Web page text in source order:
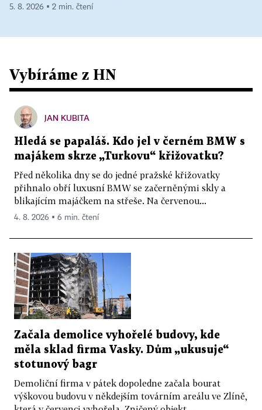
5. 8. 2026 ▪ 2 min. čtení
Vybíráme z HN
JAN KUBITA
Hledá se papaláš. Kdo jel v černém BMW s
majákem skrze „Turkovu“ křižovatku?
Před několika dny se do jedné pražské křižovatky
přihnalo obří luxusní BMW se začerněnými skly a
blikajícím majáčkem na střeše. Na červenou...
4. 8. 2026 ▪ 6 min. čtení
Začala demolice vyhořelé budovy, kde
měla sklad firma Vasky. Dům „ukusuje“
stotunový bagr
Demoliční firma v pátek dopoledne začala bourat
výškovou budovu v někdejším továrním areálu ve Zlíně,